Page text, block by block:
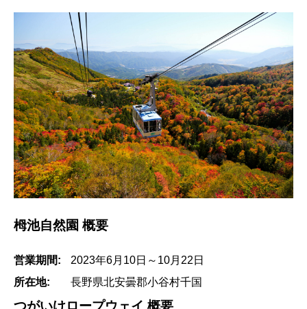
栂池自然園 概要
営業期間:
2023年6月10日～10月22日
所在地:
長野県北安曇郡小谷村千国
つがいけロープウェイ 概要